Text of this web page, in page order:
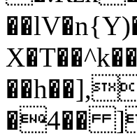
�4��